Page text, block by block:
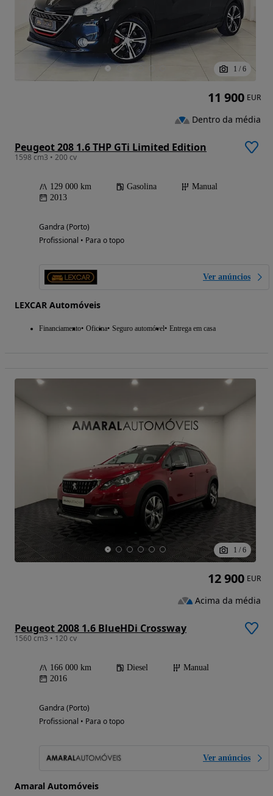
1 / 6
Peugeot 208 1.6 THP GTi Limited Edition
1598 cm3 • 200 cv
129 000 km Gasolina
Manual
2013
Gandra (Porto)
Profissional • Para o topo
Ver anúncios
LEXCAR Automóveis
Financiamento Oficina Seguro automóvel Entrega em casa
11 900 EUR
Dentro da média
1 / 6
Peugeot 2008 1.6 BlueHDi Crossway
1560 cm3 • 120 cv
166 000 km Diesel
Manual
2016
Gandra (Porto)
Profissional • Para o topo
Ver anúncios
Amaral Automóveis
12 900 EUR
Acima da média